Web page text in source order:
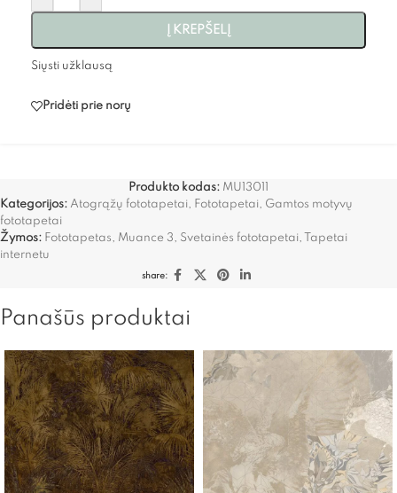
Į KREPŠELĮ
Siųsti užklausą
Pridėti prie norų
Produkto kodas: MU13011
Kategorijos: Atogrąžų fototapetai, Fototapetai, Gamtos motyvų
fototapetai
Žymos: Fototapetas, Muance 3, Svetainės fototapetai,
Tapetai
internetu
share:
Panašūs produktai